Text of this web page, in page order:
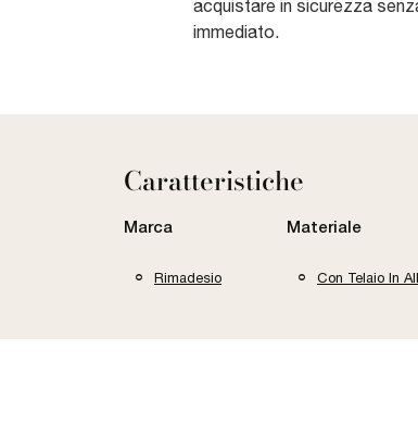
acquistare in sicurezza
immediato.
Caratteristiche
Marca
Rimadesio
Materiale
Con Telaio In